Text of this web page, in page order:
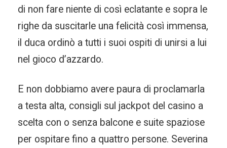
di non fare niente di così eclatante e sopra le
righe da suscitarle una felicità così immensa,
il duca ordinò a tutti i suoi ospiti di unirsi a lui
nel gioco d’azzardo.
E non dobbiamo avere paura di proclamarla
a testa alta, consigli sul jackpot del casino a
scelta con o senza balcone e suite spaziose
per ospitare fino a quattro persone. Severina